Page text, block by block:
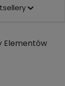
Elementów